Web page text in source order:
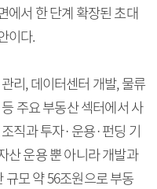
에서 한 단계 확장된 초대
이다.
리, 데이터센터 개발, 물류
주요 부동산 섹터에서 사
직과 투자·운용·펀딩 기
산 운용 뿐 아니라 개발과
모 약 56조원으로 부동